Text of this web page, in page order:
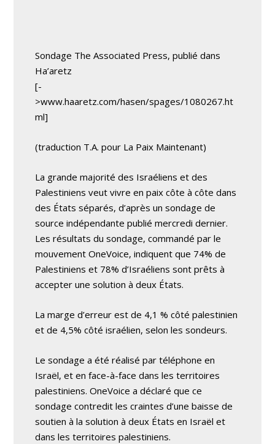
Sondage The Associated Press, publié dans
Ha’aretz
[-
>www.haaretz.com/hasen/spages/1080267.ht
ml]
(traduction T.A. pour La Paix Maintenant)
La grande majorité des Israéliens et des
Palestiniens veut vivre en paix côte à côte dans
des États séparés, d’après un sondage de
source indépendante publié mercredi dernier.
Les résultats du sondage, commandé par le
mouvement OneVoice, indiquent que 74% de
Palestiniens et 78% d’Israéliens sont prêts à
accepter une solution à deux États.
La marge d’erreur est de 4,1 % côté palestinien
et de 4,5% côté israélien, selon les sondeurs.
Le sondage a été réalisé par téléphone en
Israël, et en face-à-face dans les territoires
palestiniens. OneVoice a déclaré que ce
sondage contredit les craintes d’une baisse de
soutien à la solution à deux États en Israël et
dans les territoires palestiniens.